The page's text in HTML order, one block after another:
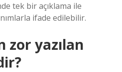
tek bir açıklama ile
ifade edilebilir.
zor yazılan